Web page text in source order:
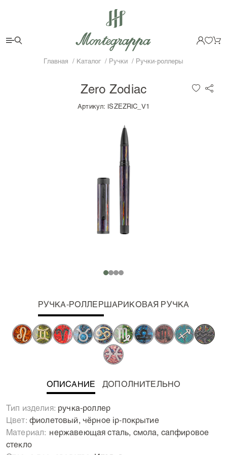
Главная Каталог Ручки Ручки-роллеры
Zero Zodiac
Артикул: ISZEZRIC_V1
РУЧКА-РОЛЛЕРШАРИКОВАЯ РУЧКА
ОПИСАНИЕ ДОПОЛНИТЕЛЬНО
Неземные пишущие инструменты для каждого знака
Зодиака! Все звезды сошлись для того, чтобы
появилась коллекция пишущих инструментов,
призванная подчеркнуть заложенные звездами
Тип изделия: ручка-роллер
Цвет: фиолетовый, чёрное ip-покрытие
Материал: Нержавеющая сталь, смола, сапфировое
стекло